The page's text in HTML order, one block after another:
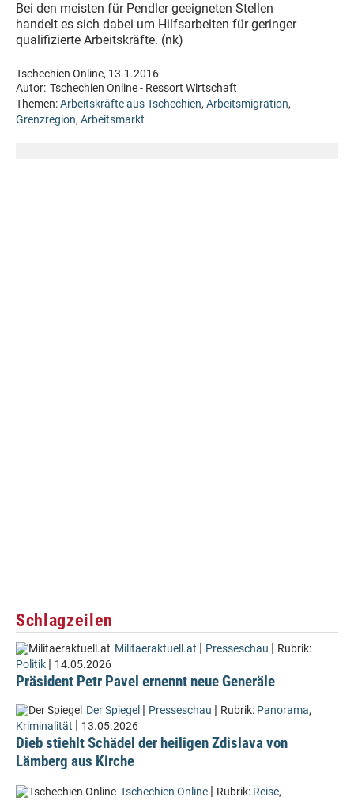
Bei den meisten für Pendler geeigneten Stellen
handelt es sich dabei um Hilfsarbeiten für geringer
qualifizierte Arbeitskräfte. (nk)
Tschechien Online, 13.1.2016
Autor: Tschechien Online - Ressort Wirtschaft
Themen:Arbeitskräfte aus Tschechien, Arbeitsmigration,
Grenzregion, Arbeitsmarkt
Schlagzeilen
Militaeraktuell.at | Presseschau | Rubrik:
Politik | 14.05.2026
Präsident Petr Pavel ernennt neue Generäle
Der Spiegel | Presseschau | Rubrik: Panorama,
Kriminalität | 13.05.2026
Dieb stiehlt Schädel der heiligen Zdislava von
Lämberg aus Kirche
Tschechien Online | Rubrik: Reise,